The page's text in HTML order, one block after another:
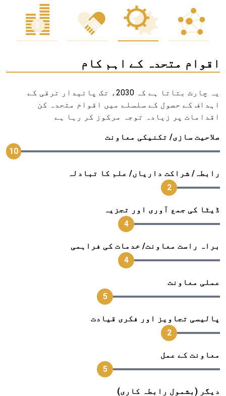
اقوام متحدہ کے اہم کام
یہ چارٹ بتاتا ہے کہ 2030ء تک پائیدار ترقی کے
اہداف کے حصول کے سلسلے میں اقوام متحدہ کن
اقدامات پر زیادہ توجہ مرکوز کر رہا ہے
صلاحیت سازی/ تکنیکی معاونت
10
رابطہ/ شراکت داریاں/ علم کا تبادلہ
2
ڈیٹا کی جمع آوری اور تجزیہ
4
براہ راست معاونت/ خدمات کی فراہمی
4
عملی معاونت
5
پالیسی تجاویز اور فکری قیادت
2
معاونت کے عمل
5
دیگر (بشمول رابطہ کاری)